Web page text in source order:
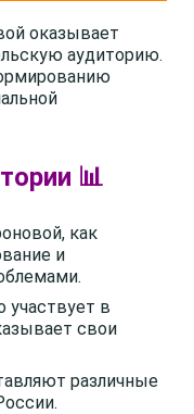
оказывает
аудиторию.
📊
как
и
участвует в
свои
различные